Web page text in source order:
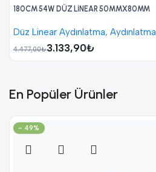
180CM 54W DÜZ LİNEAR 50MMX80MM
Düz Linear Aydınlatma, Aydınlatma
4.477,00₺3.133,90₺
En Popüler Ürünler
- 49%